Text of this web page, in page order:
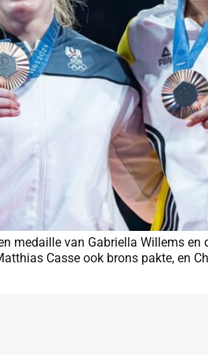
medaille van Gabriella Willems en
Casse ook brons pakte, en